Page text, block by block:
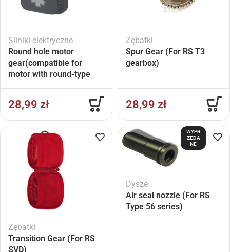
Silniki elektryczne
Round hole motor
gear(compatible for
motor with round-type
casting)
28,99 zł
Zębatki
Spur Gear (For RS T3
gearbox)
28,99 zł
Zębatki
Transition Gear (For RS
SVD)
WYPR
ZEDA
NE
Dysze
Air seal nozzle (For RS
Type 56 series)